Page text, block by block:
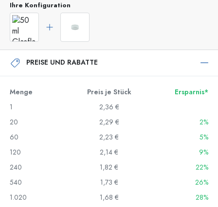
Ihre Konfiguration
PREISE UND RABATTE
Menge Preis je Stück
Ersparnis*
1
2,36 €
20
2,29 €
2%
60
2,23 €
5%
120
2,14 €
9%
240
1,82 €
22%
540
1,73 €
26%
1.020
1,68 €
28%